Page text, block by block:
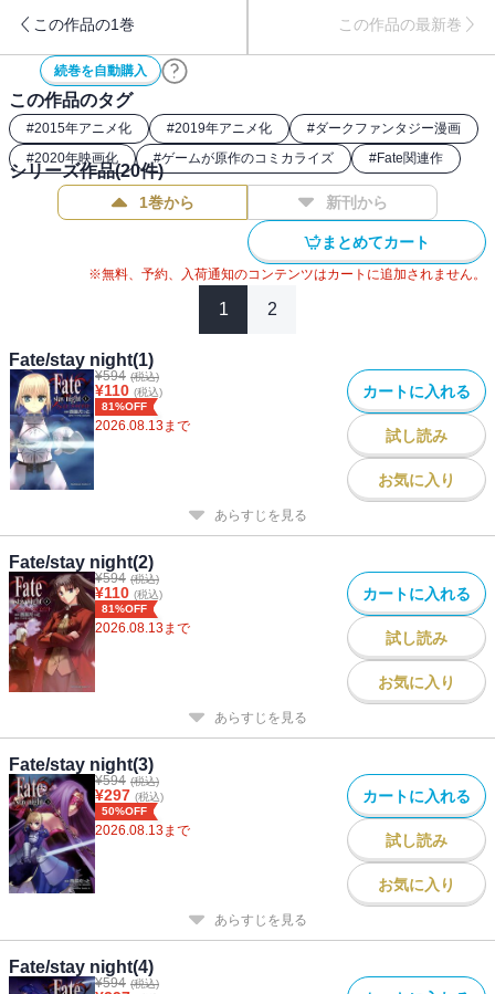
この作品の1巻 この作品の最新巻
続巻を自動購入
この作品のタグ
#2015年アニメ化 #2019年アニメ化 #ダークファンタジー漫画
#2020年映画化 #ゲームが原作のコミカライズ #Fate関連作
シリーズ作品(20件)
1巻から 新刊から
まとめてカート
※無料、予約、入荷通知のコンテンツはカートに追加されません。
1 2
Fate/stay night(1)
¥594 (税込)
¥110 (税込)
81%OFF
2026.08.13まで
カートに入れる
試し読み
お気に入り
あらすじを見る
Fate/stay night(2)
¥594 (税込)
¥110 (税込)
81%OFF
2026.08.13まで
カートに入れる
試し読み
お気に入り
あらすじを見る
Fate/stay night(3)
¥594 (税込)
¥297 (税込)
50%OFF
2026.08.13まで
カートに入れる
試し読み
お気に入り
あらすじを見る
Fate/stay night(4)
¥594 (税込)